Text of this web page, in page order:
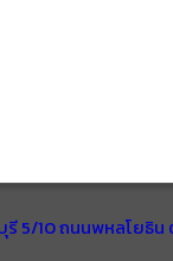
5/10 ถนนพหลโยธิ